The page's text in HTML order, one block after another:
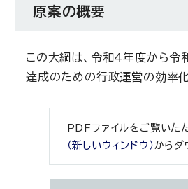
原案の概要
この大綱は、令和4年度から令
達成のための行政運営の効率
PDFファイルをご覧いた
（新しいウィンドウ）からダ